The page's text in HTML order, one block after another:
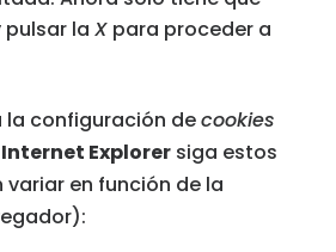
la Xpara proceder a
la configuración decookies
Internet Explorersiga estos
en función de la